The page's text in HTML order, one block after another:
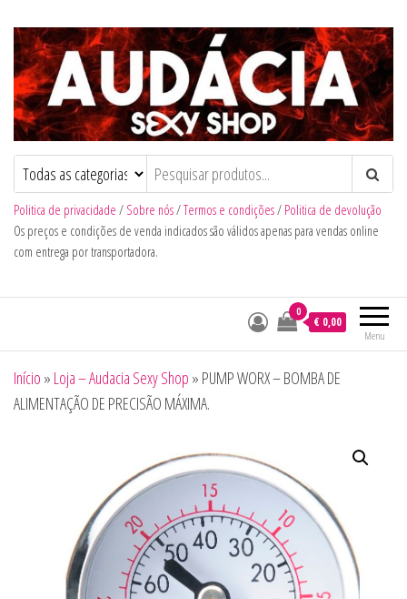
Audacia Sexy Shop
Politica de privacidade / Sobre nós/Termos e condições/ Politica de devolução
Os preços e condições de venda indicados são válidos apenas para vendas online
com entrega por transportadora.
Menu
0
€ 0,00
Início » Loja – Audacia Sexy Shop » PUMP WORX – BOMBA DE
ALIMENTAÇÃO DE PRECISÃO MÁXIMA.